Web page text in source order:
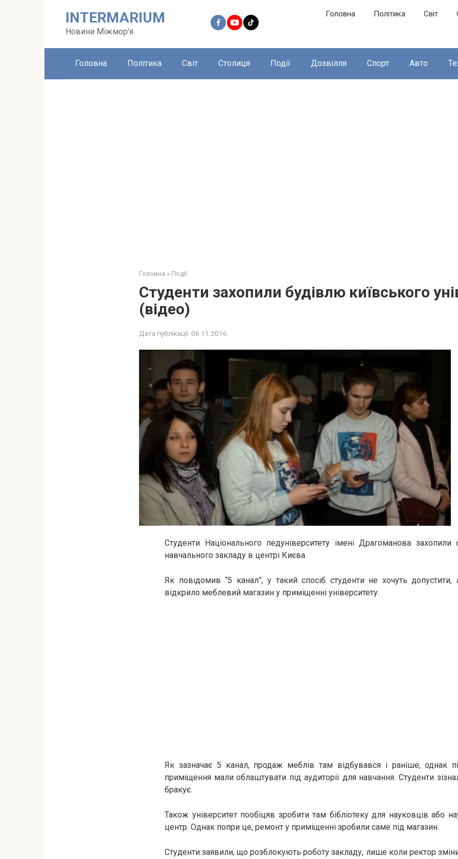
INTERMARIUM
Новини Міжмор'я
Головна Політика Світ
Головна Політика Світ Столиця Події Дозвілля Спорт Авто
Головна » Події
Студенти захопили будівлю київського
(відео)
Дата публікації: 06.11.2016
Студенти Національного педуніверситету імені Драгоманова
навчального закладу в центрі Києва.
Як повідомив “5 канал”, у такий спосіб студенти не хочуть допустити,
відкрило меблевий магазин у приміщенні університету.
Як зазначає 5 канал, продаж меблів там відбувався і раніше, однак
приміщення мали облаштувати під аудиторії для навчання. Студенти
бракує.
Також університет пообіцяв зробити там бібліотеку для науковців або
центр. Однак попри це, ремонт у приміщенні зробили саме під магазин.
Студенти заявили, що розблокують роботу закладу, лише коли ректор